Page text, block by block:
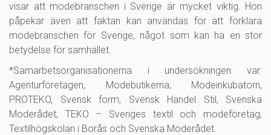
visar att modebranschen i Sverige är mycket viktig. Hon
påpekar även att faktan kan användas för att förklara
modebranschen för Sverige, något som kan ha en stor
betydelse för samhället.
*Samarbetsorganisationerna i undersökningen var:
Agenturföretagen, Modebutikerna, Modeinkubatorn,
PROTEKO, Svensk form, Svensk Handel Stil, Svenska
Moderådet, TEKO – Sveriges textil och modeföretag,
Textilhögskolan i Borås och Svenska Moderådet.